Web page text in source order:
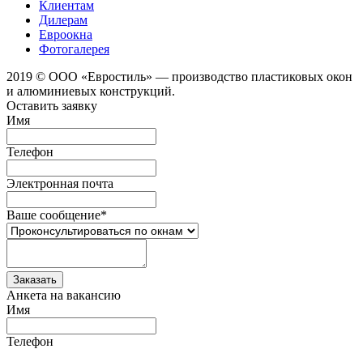
Клиентам
Дилерам
Евроокна
Фотогалерея
2019 © ООО «Евростиль» — производство пластиковых окон
и алюминиевых конструкций.
Оставить заявку
Имя
Телефон
Электронная почта
Ваше сообщение*
Анкета на вакансию
Имя
Телефон